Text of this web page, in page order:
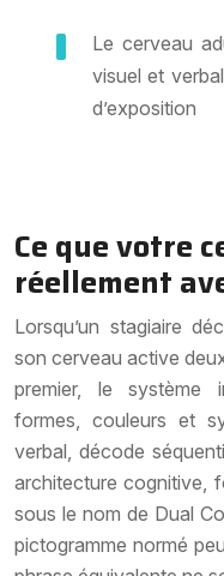
Le cerveau
visuel et
d’exposition
Ce que votre
réellement
Lorsqu’un stagiaire
son cerveau active
premier, le système
formes, couleurs et
verbal, décode
architecture cognitive,
sous le nom de Dual
pictogramme normé